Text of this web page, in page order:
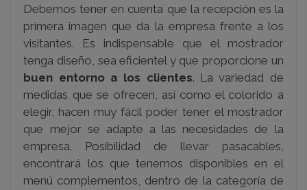
Debemos tener en cuenta que la recepción es la
primera imagen que da la empresa frente a los
visitantes. Es indispensable que el mostrador
tenga diseño, sea eficientel y que proporcione un
buen entorno a los clientes. La variedad de
medidas que se ofrecen, así como el colorido a
elegir, hacen muy fácil poder tener el mostrador
que mejor se adapte a las necesidades de la
empresa. Posibilidad de llevar pasacables,
encontrará los que tenemos disponibles en el
menú complementos, dentro de la categoría de